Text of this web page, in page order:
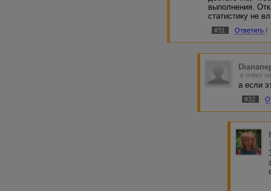
выполнения.
статистику не
#31 Ответить /
в ответ
а если
#32